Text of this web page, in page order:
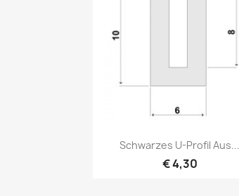
Vorschau
Schwarzes U-Profil Aus...
€ 4,30